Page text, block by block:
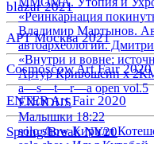
blazar 2021
АРТ Москва 2021
Cosmoscow Art Fair 2020
ENTER Art Fair 2020
Spring/Break NY20
«Реинкарнация
Владимир Мартынов.
автоархеологии.
«Внутри и вовне:
Артур Кривошеин х
a—s—t—r—a open vol.5
EXODUS
Малышки 18:22
solo show Кирилл